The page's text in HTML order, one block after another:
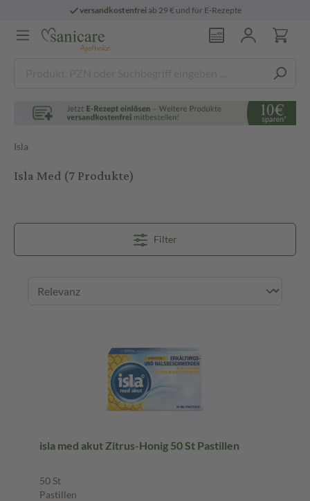
versandkostenfreiab 29 € und für E-Rezepte
Isla
Isla Med(7 Produkte)
Filter
isla med akut Zitrus-Honig 50 St Pastillen
50 St
Pastillen